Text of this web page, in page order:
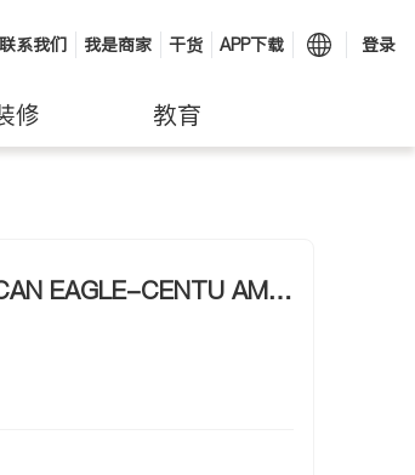
联系我们 我是商家 干货 APP下载 登录
修 教育
EAGLE-CENTU AME